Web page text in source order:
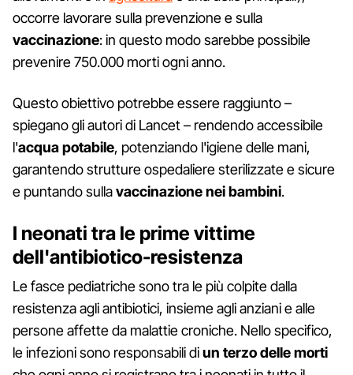
occorre lavorare sulla prevenzione e sulla
vaccinazione: in questo modo sarebbe possibile
prevenire 750.000 morti ogni anno.
Questo obiettivo potrebbe essere raggiunto –
spiegano gli autori di Lancet – rendendo accessibile
l'acqua potabile, potenziando l'igiene delle mani,
garantendo strutture ospedaliere sterilizzate e sicure
e puntando sullavaccinazione nei bambini.
I neonati tra le prime vittime
dell'antibiotico-resistenza
Le fasce pediatriche sono tra le più colpite dalla
resistenza agli antibiotici, insieme agli anziani e alle
persone affette da malattie croniche. Nello specifico,
le infezioni sono responsabili diun terzo delle morti